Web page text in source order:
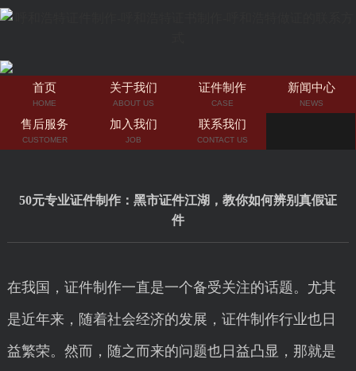
首页
HOME
关于我们
ABOUT US
证件制作
CASE
新闻中心
NEWS
售后服务
CUSTOMER
加入我们
JOB
联系我们
CONTACT US
50元专业证件制作：黑市证件江湖，教你如何辨别真假证
件
在我国，证件制作一直是一个备受关注的话题。尤其
是近年来，随着社会经济的发展，证件制作行业也日
益繁荣。然而，随之而来的问题也日益凸显，那就是